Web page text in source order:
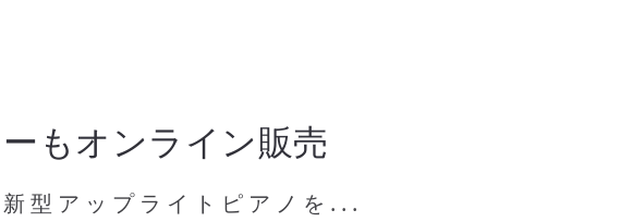
もオンライン販売
型アップライトピアノを...